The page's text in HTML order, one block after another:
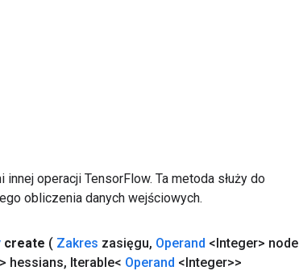
operacji TensorFlow. Ta metoda służy do
obliczenia danych wejściowych.
create ( Zakres zasięgu, Operand <Integer> node
hessians, Iterable< Operand <Integer>>